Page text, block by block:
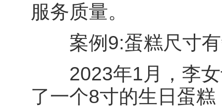
服务质量。
案例9:蛋糕尺寸有
2023年1月，李女
了一个8寸的生日蛋